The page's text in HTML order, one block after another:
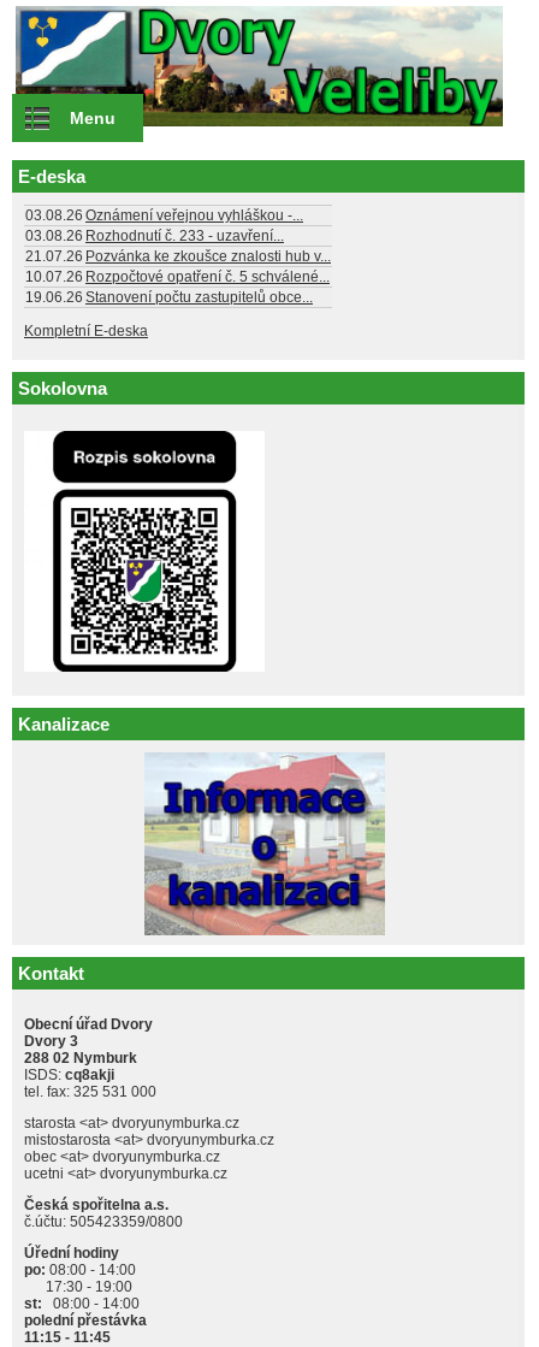
Přejít k hlavnímu obsahu
Menu
E-deska
03.08.26 Oznámení veřejnou vyhláškou -...
03.08.26 Rozhodnutí č. 233 - uzavření...
21.07.26 Pozvánka ke zkoušce znalosti hub v...
10.07.26 Rozpočtové opatření č. 5 schválené...
19.06.26 Stanovení počtu zastupitelů obce...
Kompletní E-deska
Sokolovna
Kanalizace
Kontakt
Obecní úřad Dvory
Dvory 3
288 02 Nymburk
ISDS: cq8akji
tel. fax: 325 531 000
starosta <at> dvoryunymburka.cz
mistostarosta <at> dvoryunymburka.cz
obec <at> dvoryunymburka.cz
ucetni <at> dvoryunymburka.cz
Česká spořitelna a.s.
č.účtu: 505423359/0800
Úřední hodiny
po: 08:00 - 14:00
17:30 - 19:00
st: 08:00 - 14:00
polední přestávka
11:15 - 11:45